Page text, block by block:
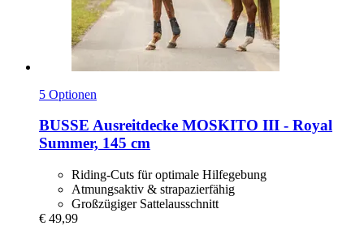
5 Optionen
BUSSE Ausreitdecke MOSKITO III -​ Royal
Summer, 145 cm
Riding-Cuts für optimale Hilfegebung
Atmungsaktiv & strapazierfähig
Großzügiger Sattelausschnitt
€ 49,99